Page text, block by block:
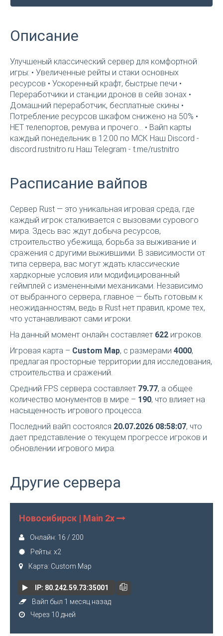
Описание
Улучшеный классический сервер для комфортной
игры: • Увеличенные рейты и стаки основных
ресурсов • Ускоренный крафт, быстрые печи •
Переработчики и станции дронов в сейв зонах •
Домашний переработчик, бесплатные скины •
Потребление ресурсов шкафом снижено на 50% •
НЕТ телепортов, ремува и прочего... • Вайп карты
каждый понедельник в 12:00 по МСК Наш Discord -
discord.rustnitro.ru Наш Telegram - t.me/rustnitro
Расписание вайпов
Сервер Rust — это уникальная игровая среда, где
каждый игрок сталкивается с вызовами сурового
мира. Здесь вас ждут добыча ресурсов,
строительство убежища, борьба за выживание и
сражения с другими выжившими. В зависимости от
типа сервера, вас могут ждать классические
хардкорные условия или модифицированный
геймплей с измененными механиками. Независимо
от выбранного сервера, главное — быть готовым к
неожиданностям, ведь в Rust нет правил, кроме тех,
что устанавливают сами игроки.
На данный момент онлайн составляет 622 игроков.
Игровая карта – Custom Map, с размерами 4000,
предлагая просторные территории для исследования,
строительства и сражений.
Средний FPS сервера составляет 79.77, а общее
количество монументов в мире – 190, что влияет на
насыщенность игрового процесса.
Последний вайп состоялся 20.07.2026 08:58:07, что
дает представление о текущем прогрессе игроков и
обновлении игрового мира.
Другие сервера
Новосибирск | Main 2x
Онлайн: 16 / 200
Рейты: x2
Карта: Custom Map
IP: 80.242.59.73:35001
Вайп был 1 месяц назад
Через 10 дней